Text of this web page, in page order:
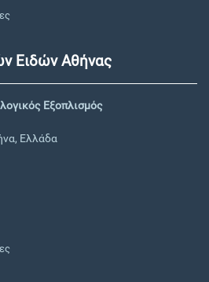
Ειδών Αθήνας
Εξοπλισμός
Ελλάδα